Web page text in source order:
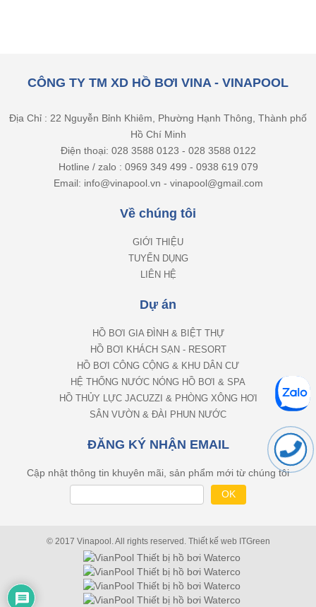
CÔNG TY TM XD HỒ BƠI VINA - VINAPOOL
Địa Chỉ : 22 Nguyễn Bỉnh Khiêm, Phường Hạnh Thông, Thành phố
Hồ Chí Minh
Điện thoại: 028 3588 0123 - 028 3588 0122
Hotline / zalo : 0969 349 499 - 0938 619 079
Email: info@vinapool.vn - vinapool@gmail.com
Về chúng tôi
GIỚI THIỆU
TUYỂN DỤNG
LIÊN HỆ
Dự án
HỒ BƠI GIA ĐÌNH & BIỆT THỰ
HỒ BƠI KHÁCH SẠN - RESORT
HỒ BƠI CÔNG CỘNG & KHU DÂN CƯ
HỆ THỐNG NƯỚC NÓNG HỒ BƠI & SPA
HỒ THỦY LỰC JACUZZI & PHÒNG XÔNG HƠI
SÂN VƯỜN & ĐÀI PHUN NƯỚC
ĐĂNG KÝ NHẬN EMAIL
Cập nhật thông tin khuyên mãi, sản phẩm mới từ chúng tôi
© 2017 Vinapool. All rights reserved. Thiết kế web ITGreen